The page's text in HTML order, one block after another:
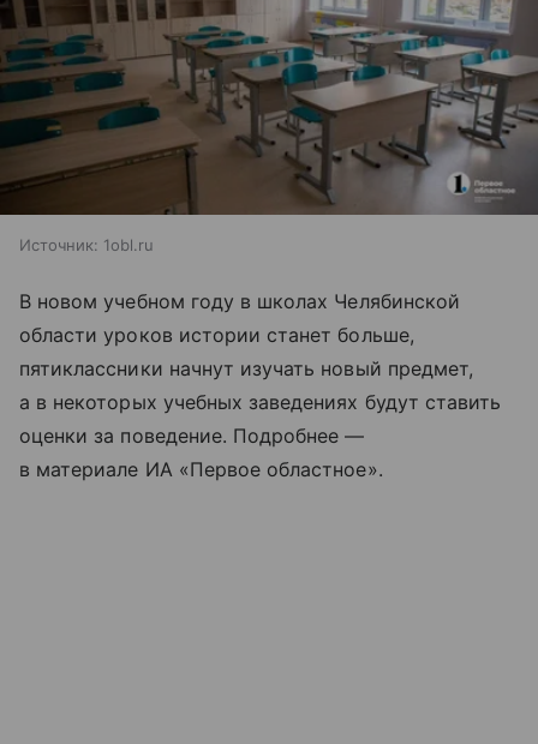
Источник: 1obl.ru
В новом учебном году в школах Челябинской
области уроков истории станет больше,
пятиклассники начнут изучать новый предмет,
а в некоторых учебных заведениях будут ставить
оценки за поведение. Подробнее —
в материале ИА «Первое областное».